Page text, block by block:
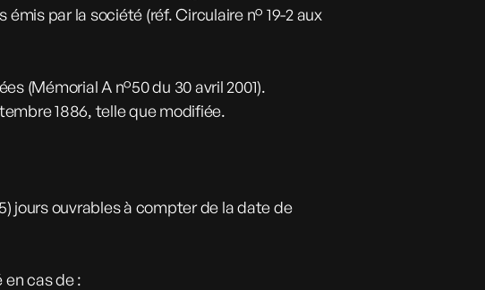
par la société (réf. Circulaire n° 19-2 aux
(Mémorial A n°50 du 30 avril 2001).
1886, telle que modifiée.
jours ouvrables à compter de la date de
cas de :